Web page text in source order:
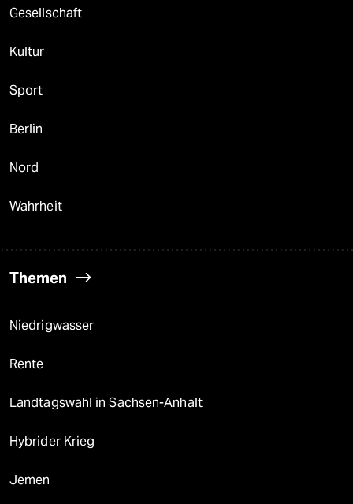
Gesellschaft
Kultur
Sport
Berlin
Nord
Wahrheit
Themen
Niedrigwasser
Rente
Landtagswahl in Sachsen-Anhalt
Hybrider Krieg
Jemen